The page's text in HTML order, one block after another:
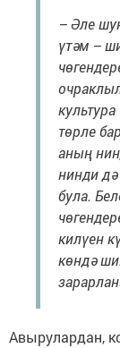
– Әле
үтәм –
төрле
аның
нинди
була.
килүен
көндә
Авырулардан,